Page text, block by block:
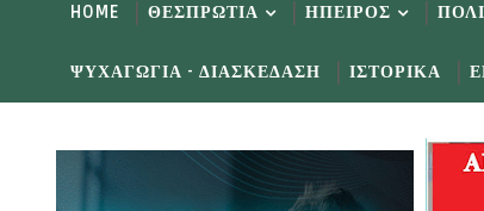
HOME ΘΕΣΠΡΩΤΙΑ ΗΠΕΙΡΟΣ
ΨΥΧΑΓΩΓΙΑ - ΔΙΑΣΚΕΔΑΣΗ ΙΣΤΟΡΙΚΑ